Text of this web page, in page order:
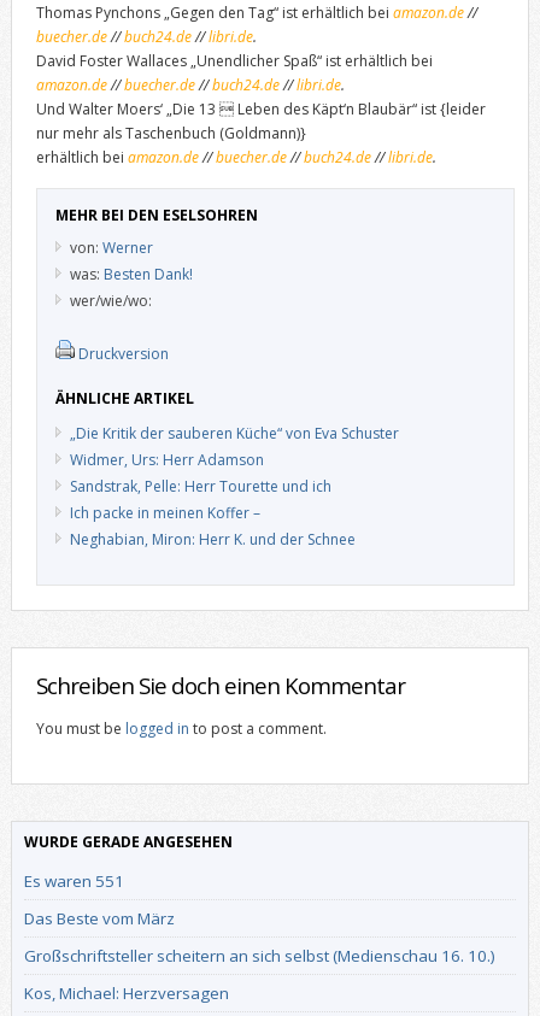
Thomas Pynchons „Gegen den Tag“ ist erhältlich bei amazon.de//
buecher.de//buch24.de//libri.de.
David Foster Wallaces „Unendlicher Spaß“ ist erhältlich bei
amazon.de//buecher.de//buch24.de//libri.de.
Und Walter Moers‘ „Die 13  Leben des Käpt‘n Blaubär“ ist {leider
nur mehr als Taschenbuch (Goldmann)}
erhältlich bei amazon.de//buecher.de//buch24.de//libri.de.
MEHR BEI DEN ESELSOHREN
von: Werner
was: Besten Dank!
wer/wie/wo:
Druckversion
ÄHNLICHE ARTIKEL
„Die Kritik der sauberen Küche“ von Eva Schuster
Widmer, Urs: Herr Adamson
Sandstrak, Pelle: Herr Tourette und ich
Ich packe in meinen Koffer –
Neghabian, Miron: Herr K. und der Schnee
Schreiben Sie doch einen Kommentar
You must be logged in to post a comment.
WURDE GERADE ANGESEHEN
Es waren 551
Das Beste vom März
Großschriftsteller scheitern an sich selbst (Medienschau 16. 10.)
Kos, Michael: Herzversagen